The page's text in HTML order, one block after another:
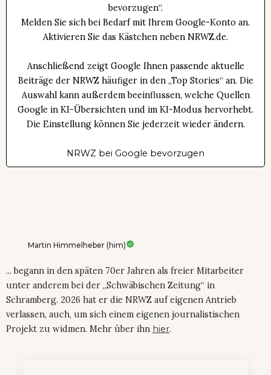
bevorzugen“.
Melden Sie sich bei Bedarf mit Ihrem Google-Konto an.
Aktivieren Sie das Kästchen neben NRWZ.de.
Anschließend zeigt Google Ihnen passende aktuelle
Beiträge der NRWZ häufiger in den „Top Stories“ an. Die
Auswahl kann außerdem beeinflussen, welche Quellen
Google in KI-Übersichten und im KI-Modus hervorhebt.
Die Einstellung können Sie jederzeit wieder ändern.
NRWZ bei Google bevorzugen
Martin Himmelheber (him)
... begann in den späten 70er Jahren als freier Mitarbeiter
unter anderem bei der „Schwäbischen Zeitung“ in
Schramberg. 2026 hat er die NRWZ auf eigenen Antrieb
verlassen, auch, um sich einem eigenen journalistischen
Projekt zu widmen. Mehr über ihn hier.